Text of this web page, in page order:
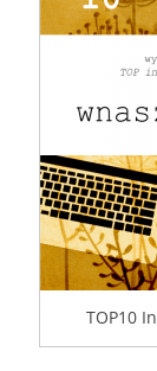
TOP10